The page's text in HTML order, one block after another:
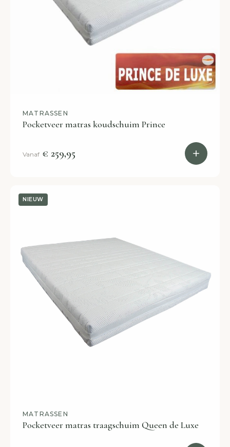
MATRASSEN
Pocketveer matras koudschuim Prince
Vanaf € 259,95
NIEUW
MATRASSEN
Pocketveer matras traagschuim Queen de Luxe